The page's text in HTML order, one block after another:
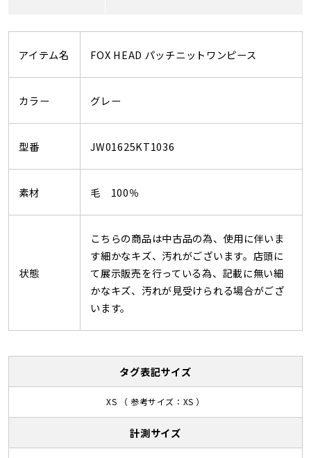
アイテム名 FOX HEAD パッチニットワンピース
カラー グレー
型番 JW01625KT1036
素材 毛 100％
状態
こちらの商品は中古品の為、使用に伴いま
す細かなキズ、汚れがございます。店頭に
て展示販売を行っている為、記載に無い細
かなキズ、汚れが見受けられる場合がござ
います。
タグ表記サイズ
XS （ 参考サイズ：XS ）
計測サイズ